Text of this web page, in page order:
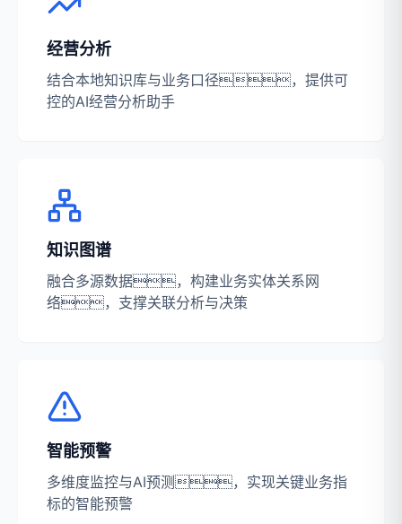
经营分析
结合本地知识库与业务口径，提供可
控的AI经营分析助手
知识图谱
融合多源数据，构建业务实体关系网
络，支撑关联分析与决策
智能预警
多维度监控与AI预测，实现关键业务指
标的智能预警